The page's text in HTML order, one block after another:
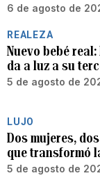
6 de agosto de
REALEZA
Nuevo bebé
da a luz a su
5 de agosto de
LUJO
Dos mujeres,
que transformó
5 de agosto de